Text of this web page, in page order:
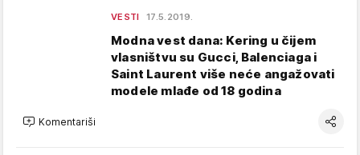
VESTI 17.5.2019.
Modna vest dana: Kering u čijem
vlasništvu su Gucci, Balenciaga i
Saint Laurent više neće angažovati
modele mlađe od 18 godina
Komentariši